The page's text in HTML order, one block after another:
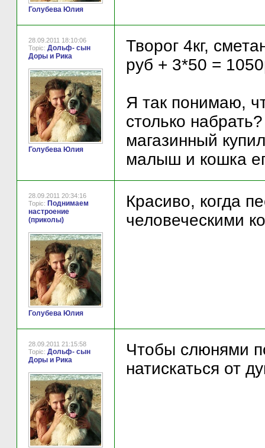
Голубева Юлия
28.09.2011 18:10:06
Topic: Дольф- сын
Доры и Рика
Голубева Юлия
Творог 4кг,
руб + 3*50 =
Я так понимаю,
столько
магазинный
малыш и кошка
28.09.2011 20:34:16
Topic: Поднимаем
настроение
(приколы)
Голубева Юлия
Красиво, когда
человеческими
28.09.2011 21:15:58
Topic: Дольф- сын
Доры и Рика
Чтобы слюнями
натискаться от